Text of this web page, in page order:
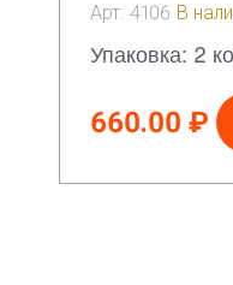
Арт. 4106 В
Упаковка: 2
660.00 ₽